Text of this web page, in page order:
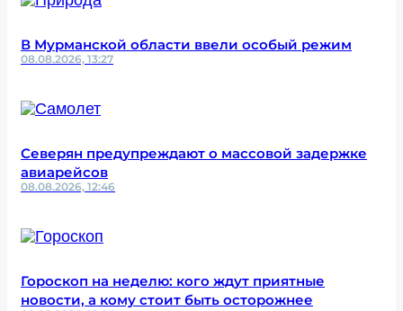
В Мурманской области ввели особый режим
08.08.2026, 13:27
Северян предупреждают о массовой задержке
авиарейсов
08.08.2026, 12:46
Гороскоп на неделю: кого ждут приятные
новости, а кому стоит быть осторожнее